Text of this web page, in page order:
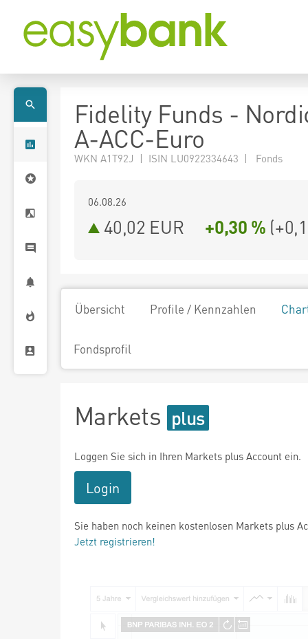
Fidelity Funds -
A-ACC-Euro
WKN A1T92J | ISIN LU0922334643 | Fonds
06.08.26
40,02 EUR +0,30 % (
Übersicht Profile / Kennzahlen
Fondsprofil
Markets
Loggen Sie sich in Ihren Markets plus Account ein.
Login
Sie haben noch keinen kostenlosen Markets plus
Jetzt registrieren!